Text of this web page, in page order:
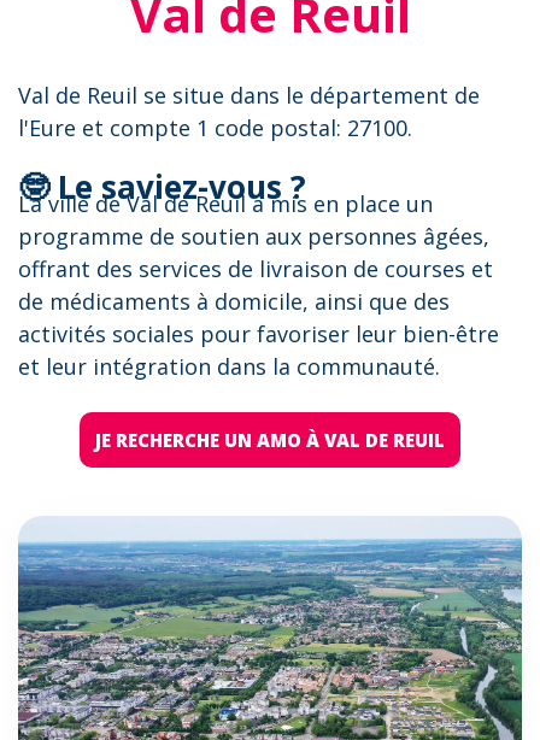
Val de Reuil
Val de Reuil se situe dans le département de
l'Eure et compte 1 code postal: 27100.
🤓 Le saviez-vous ?
La ville de Val de Reuil a mis en place un
programme de soutien aux personnes âgées,
offrant des services de livraison de courses et
de médicaments à domicile, ainsi que des
activités sociales pour favoriser leur bien-être
et leur intégration dans la communauté.
JE RECHERCHE UN AMO À VAL DE REUIL